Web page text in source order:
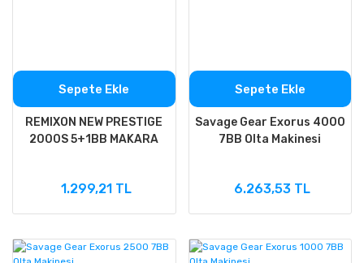
Sepete Ekle
REMIXON NEW PRESTIGE
2000S 5+1BB MAKARA
1.299,21 TL
Sepete Ekle
Savage Gear Exorus 4000
7BB Olta Makinesi
6.263,53 TL